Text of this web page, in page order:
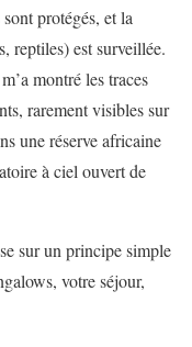
protégés, et la
reptiles) est surveillée.
montré les traces
rarement visibles sur
une réserve africaine
à ciel ouvert de
sur un principe simple
votre séjour,